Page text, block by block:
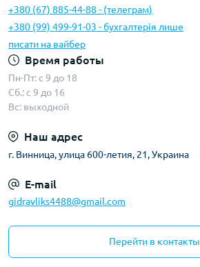
+380 (67) 885-44-88 - (телеграм)
+380 (99) 499-91-03 - бухгалтерія лише
писати на вайбер
Время работы
Пн-Пт: с 9 до 18
Сб.: с 9 до 16
Вс: выходной
Наш адрес
г. Винница, улица 600-летия, 21, Украина
E-mail
gidravliks4488@gmail.com
Перейти в контакты